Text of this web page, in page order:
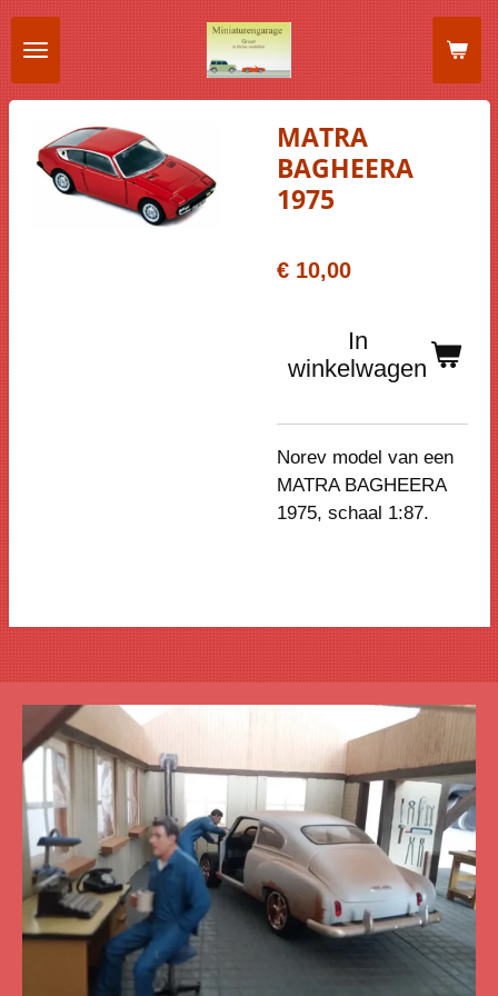
Ga
direct
naar
de
hoofdinhoud
MATRA
BAGHEERA
1975
€ 10,00
In
winkelwagen
Norev model van een
MATRA BAGHEERA
1975, schaal 1:87.